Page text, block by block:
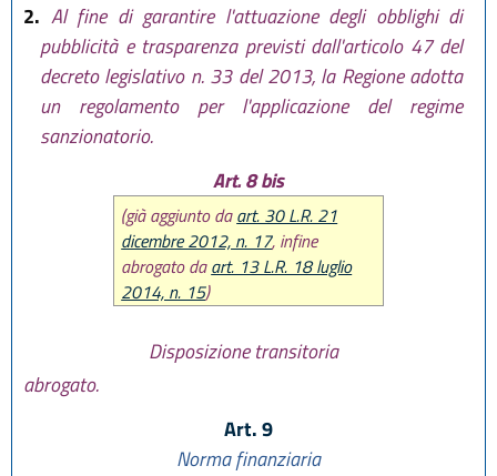
2. Al fine di garantire l'attuazione degli obblighi di
pubblicità e trasparenza previsti dall'articolo 47 del
decreto legislativo n. 33 del 2013, la Regione adotta
un regolamento per l'applicazione del regime
sanzionatorio.
Art. 8 bis
(già aggiunto daart. 30 L.R. 21
dicembre 2012, n. 17, infine
abrogato daart. 13 L.R. 18 luglio
2014, n. 15)
Disposizione transitoria
abrogato.
Art. 9
Norma finanziaria